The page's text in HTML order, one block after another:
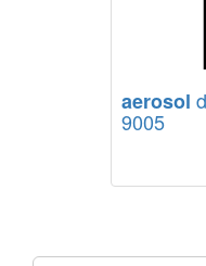
aerosol
9005